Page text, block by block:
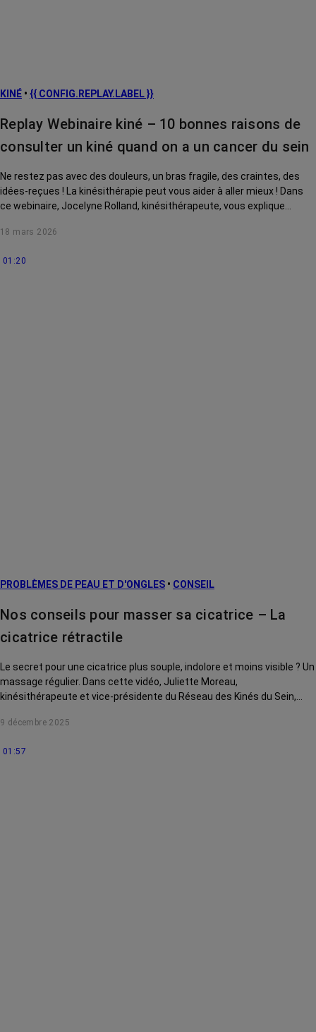
KINÉ • {{ CONFIG.REPLAY.LABEL }}
Replay Webinaire kiné – 10 bonnes raisons de
consulter un kiné quand on a un cancer du sein
Ne restez pas avec des douleurs, un bras fragile, des craintes, des
idées-reçues ! La kinésithérapie peut vous aider à aller mieux ! Dans
ce webinaire, Jocelyne Rolland, kinésithérapeute, vous explique
18 mars 2026
01:20
PROBLÈMES DE PEAU ET D'ONGLES • CONSEIL
Nos conseils pour masser sa cicatrice – La
cicatrice rétractile
Le secret pour une cicatrice plus souple, indolore et moins visible ? Un
massage régulier. Dans cette vidéo, Juliette Moreau,
kinésithérapeute et vice-présidente du Réseau des Kinés du Sein,
rétractile.
9 décembre 2025
01:57